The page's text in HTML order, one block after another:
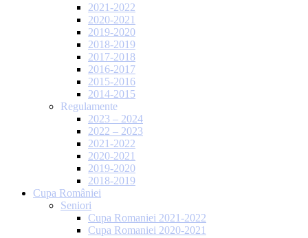
2021-2022
2020-2021
2019-2020
2018-2019
2017-2018
2016-2017
2015-2016
2014-2015
Regulamente
2023 – 2024
2022 – 2023
2021-2022
2020-2021
2019-2020
2018-2019
Cupa României
Seniori
Cupa Romaniei 2021-2022
Cupa Romaniei 2020-2021